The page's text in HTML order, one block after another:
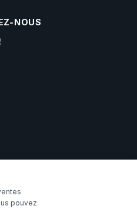
NOUS
pouvez